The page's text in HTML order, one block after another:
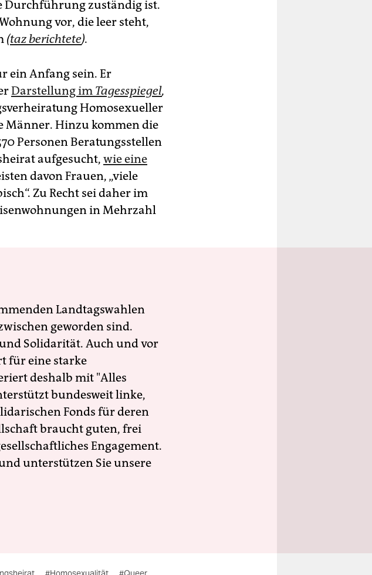
Durchführung zuständig ist.
vor, die leer steht,
(taz berichtete).
ein Anfang sein. Er
Darstellung im Tagesspiegel,
Homosexueller
Männer. Hinzu kommen die
Personen Beratungsstellen
aufgesucht, wie eine
davon Frauen, „viele
Zu Recht sei daher im
in Mehrzahl
Landtagswahlen
geworden sind.
Solidarität. Auch und vor
für eine starke
deshalb mit "Alles
bundesweit linke,
Fonds für deren
braucht guten, frei
Engagement.
unterstützen Sie unsere